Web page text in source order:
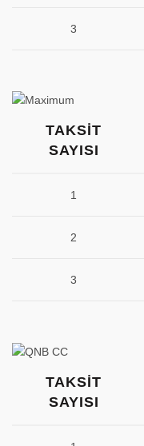
3
TAKSIT
SAYISI
1
2
3
TAKSIT
SAYISI